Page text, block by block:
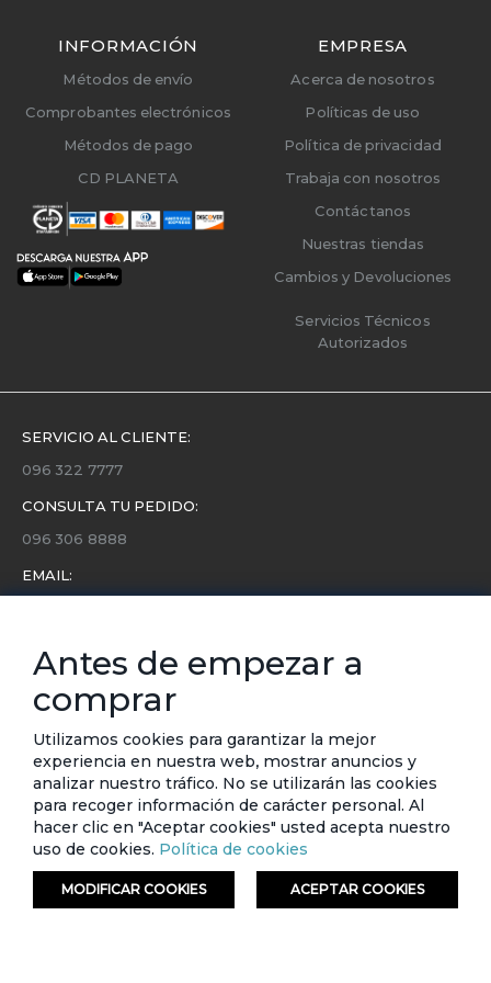
INFORMACIÓN
Métodos de envío
Comprobantes electrónicos
Métodos de pago
CD PLANETA
EMPRESA
Acerca de nosotros
Políticas de uso
Política de privacidad
Trabaja con nosotros
Contáctanos
Nuestras tiendas
Cambios y Devoluciones
Servicios Técnicos
Autorizados
SERVICIO AL CLIENTE:
096 322 7777
CONSULTA TU PEDIDO:
096 306 8888
EMAIL:
Conoce toda la información sobre últimas colecciones,
eventos y ofertas.
Subscríbete a nuestro newsletter
SUSCRIBIRSE
© ETAFASHION 2023. Todos los derechos reservados.
Antes de empezar a
comprar
Utilizamos cookies para garantizar la mejor
experiencia en nuestra web, mostrar anuncios y
analizar nuestro tráfico. No se utilizarán las cookies
para recoger información de carácter personal. Al
hacer clic en "Aceptar cookies" usted acepta nuestro
uso de cookies. Política de cookies
MODIFICAR COOKIES ACEPTAR COOKIES